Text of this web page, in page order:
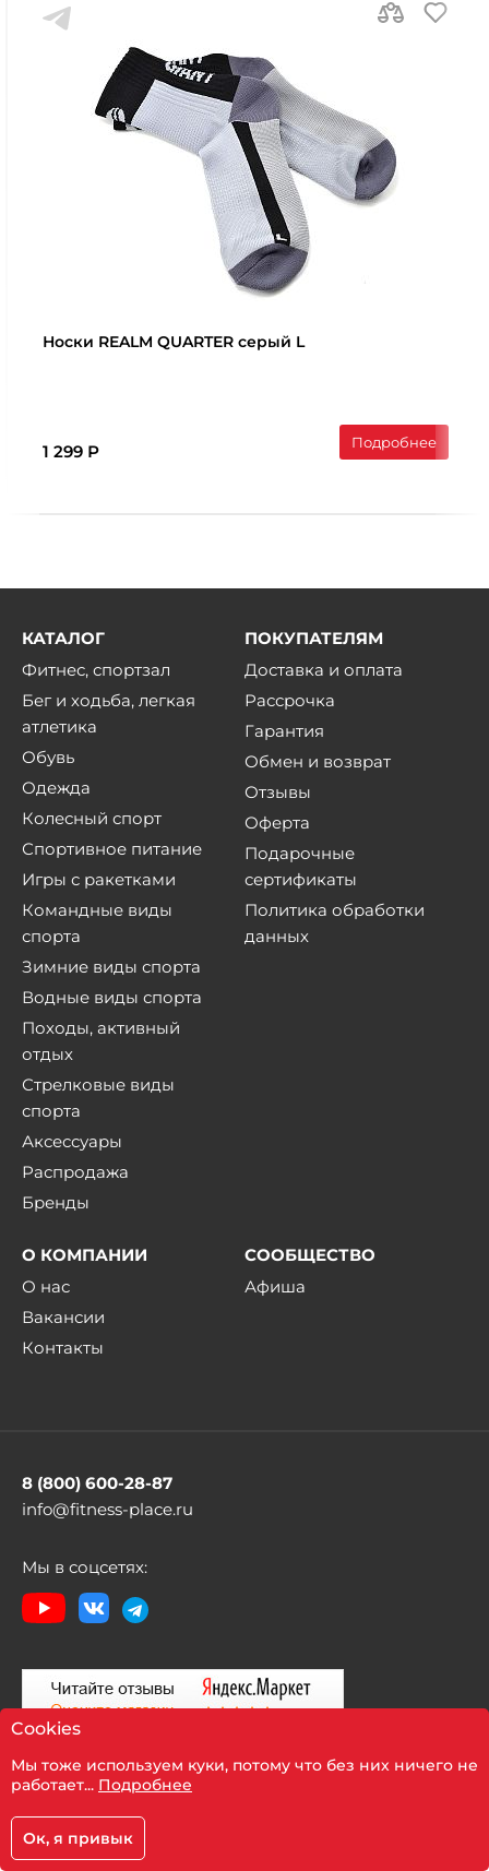
Показать фильтр
Каталог
Носки REALM QUARTER серый L
1 299 Р Подробнее
КАТАЛОГ
Фитнес, спортзал
Бег и ходьба, легкая
атлетика
Обувь
Одежда
Колесный спорт
Спортивное питание
Игры с ракетками
Командные виды
спорта
Зимние виды спорта
Водные виды спорта
Походы, активный
отдых
Стрелковые виды
спорта
Аксессуары
Распродажа
Бренды
ПОКУПАТЕЛЯМ
Доставка и оплата
Рассрочка
Гарантия
Обмен и возврат
Отзывы
Оферта
Подарочные
сертификаты
Политика обработки
данных
О КОМПАНИИ
О нас
Вакансии
Контакты
СООБЩЕСТВО
Афиша
8 (800) 600-28-87
info@fitness-place.ru
Мы в соцсетях:
Политика компании в отношении обработки
Cookies
Мы тоже используем куки, потому что без них ничего не
работает... Подробнее
Ок, я привык